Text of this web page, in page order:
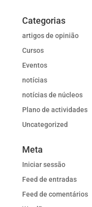
Categorias
artigos de opinião
Cursos
Eventos
notícias
notícias de núcleos
Plano de actividades
Uncategorized
Meta
Iniciar sessão
Feed de entradas
Feed de comentários